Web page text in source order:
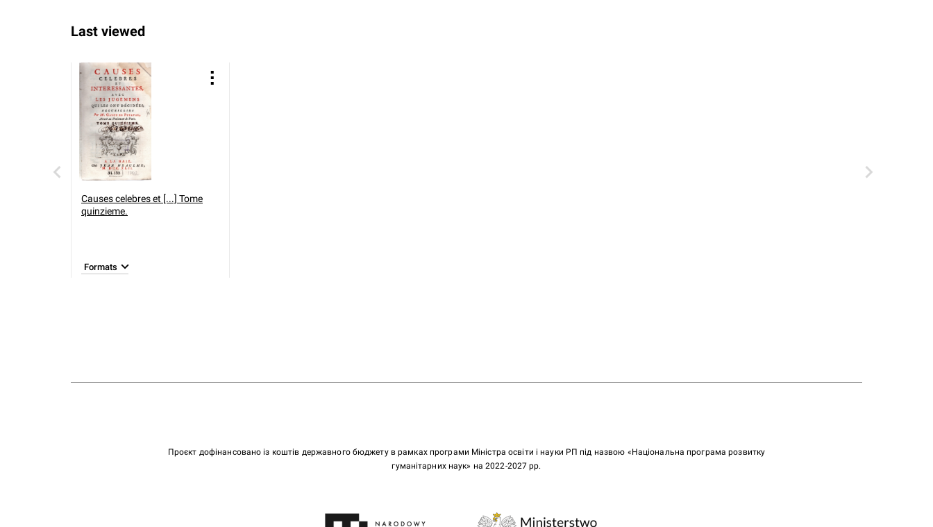
Last viewed
Causes celebres et [...] Tome
quinzieme.
Formats
Проєкт дофінансовано із коштів державного бюджету в рамках програми Міністра освіти і науки РП під назвою «Національна програма розвитку
гуманітарних наук» на 2022-2027 рр.